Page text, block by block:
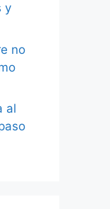
y
no
al